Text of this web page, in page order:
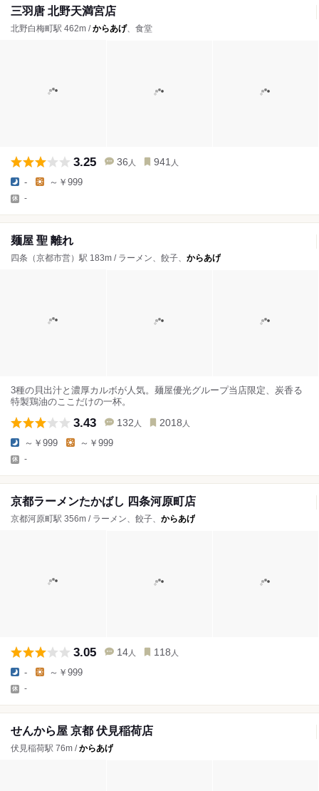
三羽唐 北野天満宮店
北野白梅町駅 462m /からあげ、食堂
3.25 36 人 941 人
- ～￥999
-
麺屋 聖 離れ
四条（京都市営）駅 183m / ラーメン、餃子、 からあげ
3種の貝出汁と濃厚カルボが人気。麺屋優光グループ当店限定、炭香る
特製鶏油のここだけの一杯。
3.43 132 人 2018 人
～￥999 ～￥999
-
京都ラーメンたかばし 四条河原町店
京都河原町駅 356m / ラーメン、餃子、 からあげ
3.05 14 人 118 人
- ～￥999
-
せんから屋 京都 伏見稲荷店
伏見稲荷駅 76m /からあげ